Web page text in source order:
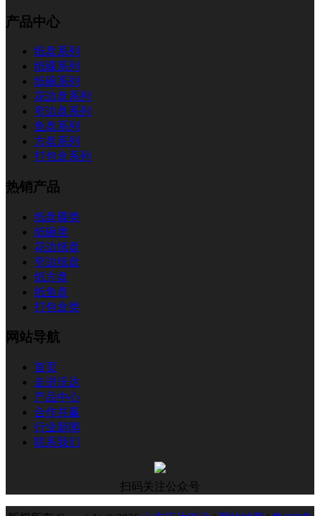
产品中心
纸盘系列
纸碟系列
纸碗系列
花边盘系列
窄边盘系列
鱼盘系列
方盘系列
打包盒系列
热销产品
纸盘碟类
纸碗类
花边纸盘
窄边纸盘
纸方盘
纸鱼盘
打包盒类
网站导航
首页
走进沃达
产品中心
合作共赢
行业新闻
联系我们
扫码关注公众号